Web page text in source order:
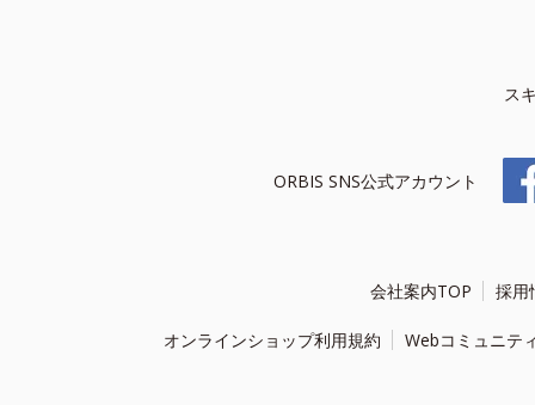
ス
ORBIS SNS公式アカウント
会社案内TOP 採用
オンラインショップ利用規約 Webコミュニテ